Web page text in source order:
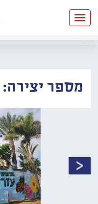
Toggle
navigation
מספר יצירה: #4134